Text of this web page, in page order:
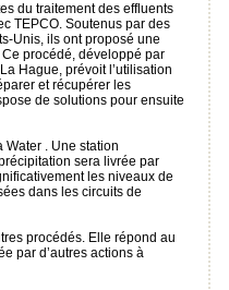
du traitement des effluents
TEPCO. Soutenus par des
Unis, ils ont proposé une
procédé, développé par
Hague, prévoit l’utilisation
et récupérer les
de solutions pour ensuite
Water . Une station
sera livrée par
les niveaux de
dans les circuits de
procédés. Elle répond au
par d’autres actions à